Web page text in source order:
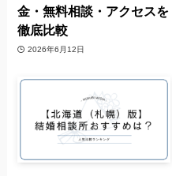
金・無料相談・アクセスを
徹底比較
2026年6月12日